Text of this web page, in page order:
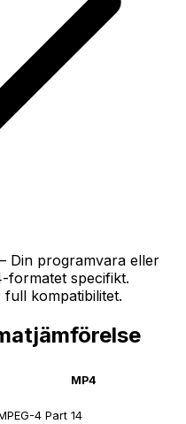
programvara eller
formatet specifikt.
kompatibilitet.
MP4
4 Part 14